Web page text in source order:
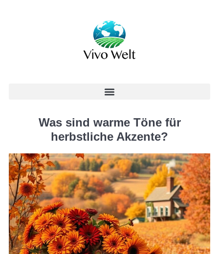
Was sind warme Töne für
herbstliche Akzente?